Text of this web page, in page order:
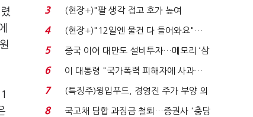
처분' 기준은 ...
3
(현장+)"팔 생각 접고 호가 높여
요"…'덜 똘똘한 한 채' 20...
4
(현장+)"12일엔 물건 다 들어와요"…
빈 매대 채우며 문 연 ...
5
중국 이어 대만도 설비투자…메모리 ‘삼
국전쟁’
6
이 대통령 "국가폭력 피해자에 사과…
적극적 조사로 진...
7
(특징주)윙입푸드, 경영진 주가 부양 의
지에 상한가...
8
국고채 담합 과징금 철퇴…증권사 '충당